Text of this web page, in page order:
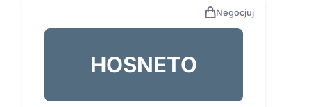
Negocjuj
HOSNETO